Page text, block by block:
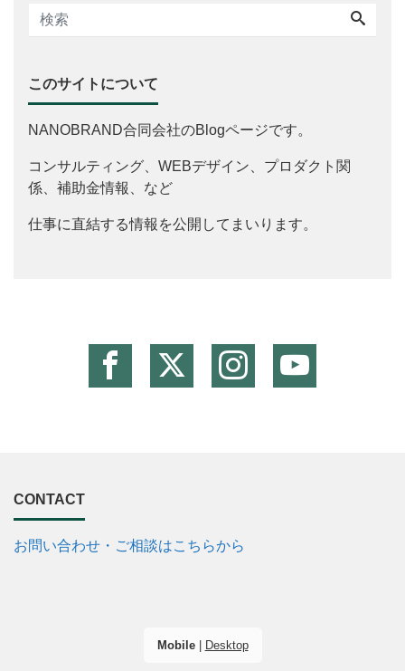
このサイトについて
NANOBRAND合同会社のBlogページです。
コンサルティング、WEBデザイン、プロダクト関
係、補助金情報、など
仕事に直結する情報を公開してまいります。
CONTACT
お問い合わせ・ご相談はこちらから
Mobile| Desktop